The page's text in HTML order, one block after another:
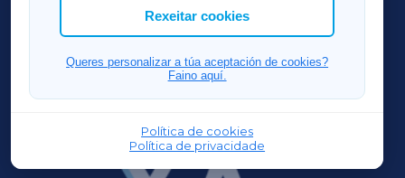
Rexeitar cookies
Queres personalizar a túa aceptación de cookies?
Faino aquí.
Política de cookies
Política de privacidade
ACORUÑAXA
FERROLXA
OURENSEXA